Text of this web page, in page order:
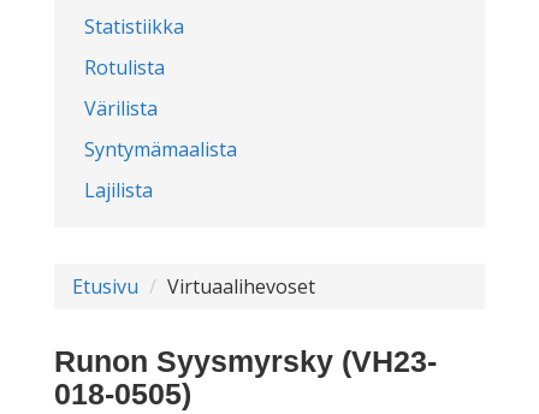
Statistiikka
Rotulista
Värilista
Syntymämaalista
Lajilista
Etusivu Virtuaalihevoset
Runon Syysmyrsky (VH23-
018-0505)